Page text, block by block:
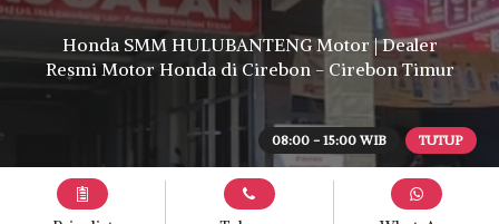
08:00 - 15:00 WIB TUTUP
Honda SMM HULUBANTENG Motor | Dealer
Resmi Motor Honda di Cirebon - Cirebon Timur